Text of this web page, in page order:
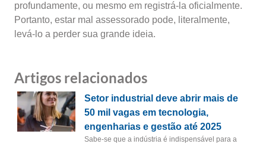
profundamente, ou mesmo em registrá-la oficialmente.
Portanto, estar mal assessorado pode, literalmente,
levá-lo a perder sua grande ideia.
Artigos relacionados
Setor industrial deve abrir mais de
50 mil vagas em tecnologia,
engenharias e gestão até 2025
Sabe-se que a indústria é indispensável para a